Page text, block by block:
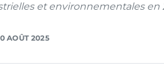
et environnementales en
AOÛT 2025